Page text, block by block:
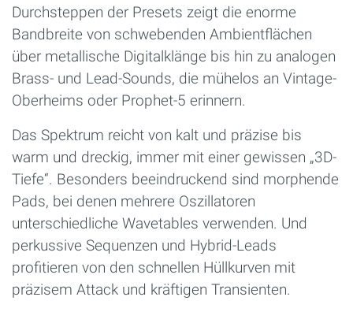
Durchsteppen der Presets zeigt die enorme
Bandbreite von schwebenden Ambientflächen
über metallische Digitalklänge bis hin zu analogen
Brass- und Lead-Sounds, die mühelos an Vintage-
Oberheims oder Prophet-5 erinnern.
Das Spektrum reicht von kalt und präzise bis
warm und dreckig, immer mit einer gewissen „3D-
Tiefe“. Besonders beeindruckend sind morphende
Pads, bei denen mehrere Oszillatoren
unterschiedliche Wavetables verwenden. Und
perkussive Sequenzen und Hybrid-Leads
profitieren von den schnellen Hüllkurven mit
präzisem Attack und kräftigen Transienten.